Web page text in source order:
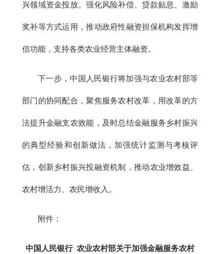
兴领域资金投放。强化风险补偿、贷款贴息、激励
奖补等方式运用，推动政府性融资担保机构发挥增
信功能，支持各类农业经营主体融资。
下一步，中国人民银行将加强与农业农村部等
部门的协同配合，聚焦服务农村改革，用改革的方
法提升金融支农效能，及时总结金融服务乡村振兴
的典型经验和创新做法，加强统计监测与考核评
估，创新乡村振兴投融资机制，推动农业增效益、
农村增活力、农民增收入。
附件：
中国人民银行 农业农村部关于加强金融服务农村